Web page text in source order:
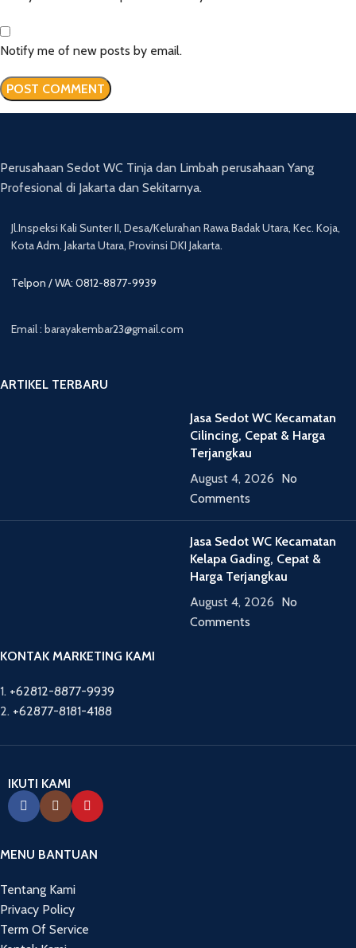
Notify me of new posts by email.
Perusahaan Sedot WC Tinja dan Limbah perusahaan Yang
Profesional di Jakarta dan Sekitarnya.
Jl.Inspeksi Kali Sunter II, Desa/Kelurahan Rawa Badak Utara, Kec. Koja,
Kota Adm. Jakarta Utara, Provinsi DKI Jakarta.
Telpon / WA: 0812-8877-9939
Email : barayakembar23@gmail.com
ARTIKEL TERBARU
Jasa Sedot WC Kecamatan
Cilincing, Cepat & Harga
Terjangkau
August 4, 2026 No
Comments
Jasa Sedot WC Kecamatan
Kelapa Gading, Cepat &
Harga Terjangkau
August 4, 2026 No
Comments
KONTAK MARKETING KAMI
1. +62812-8877-9939
2. +62877-8181-4188
IKUTI KAMI
MENU BANTUAN
Tentang Kami
Privacy Policy
Term Of Service